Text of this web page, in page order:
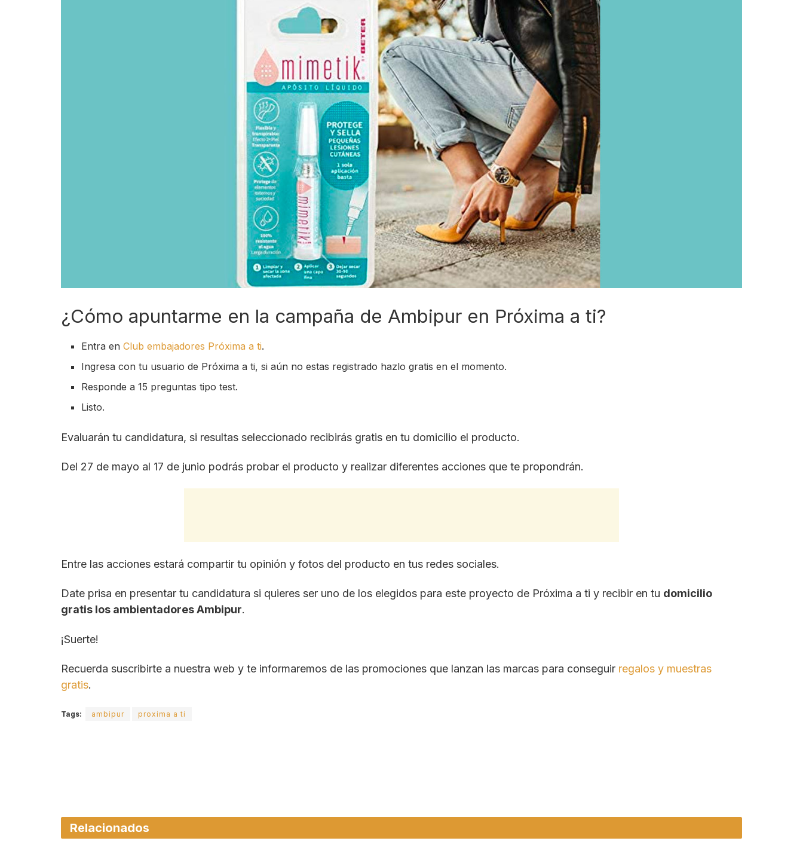
¿Cómo apuntarme en la campaña de Ambipur en Próxima a ti?
Entra enClub embajadores Próxima a ti.
Ingresa con tu usuario de Próxima a ti, si aún no estas registrado hazlo gratis en el momento.
Responde a 15 preguntas tipo test.
Listo.
Evaluarán tu candidatura, si resultas seleccionado recibirás gratis en tu domicilio el producto.
Del 27 de mayo al 17 de junio podrás probar el producto y realizar diferentes acciones que te propondrán.
Entre las acciones estará compartir tu opinión y fotos del producto en tus redes sociales.
Date prisa en presentar tu candidatura si quieres ser uno de los elegidos para este proyecto de Próxima a ti y recibir en tu domicilio
gratis los ambientadores Ambipur.
¡Suerte!
Recuerda suscribirte a nuestra web y te informaremos de las promociones que lanzan las marcas para conseguir regalos y muestras
gratis.
Tags: ambipur proxima a ti
Relacionados